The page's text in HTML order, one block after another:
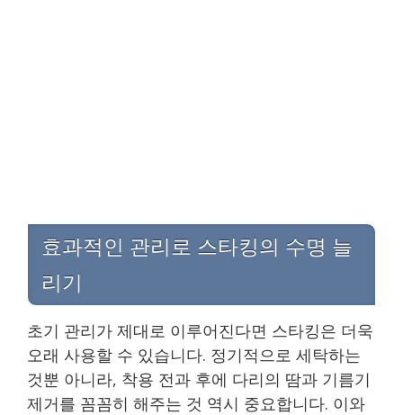
효과적인 관리로 스타킹의 수명 늘
리기
초기 관리가 제대로 이루어진다면 스타킹은 더욱
오래 사용할 수 있습니다. 정기적으로 세탁하는
것뿐 아니라, 착용 전과 후에 다리의 땀과 기름기
제거를 꼼꼼히 해주는 것 역시 중요합니다. 이와